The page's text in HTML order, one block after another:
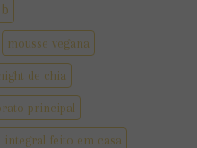
mousse vegana
de chia
principal
integral feito em casa